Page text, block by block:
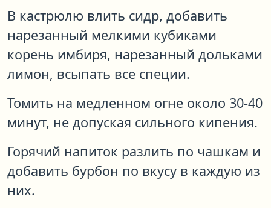
В кастрюлю влить сидр, добавить
нарезанный мелкими кубиками
корень имбиря, нарезанный дольками
лимон, всыпать все специи.
Томить на медленном огне около 30-40
минут, не допуская сильного кипения.
Горячий напиток разлить по чашкам и
добавить бурбон по вкусу в каждую из
них.